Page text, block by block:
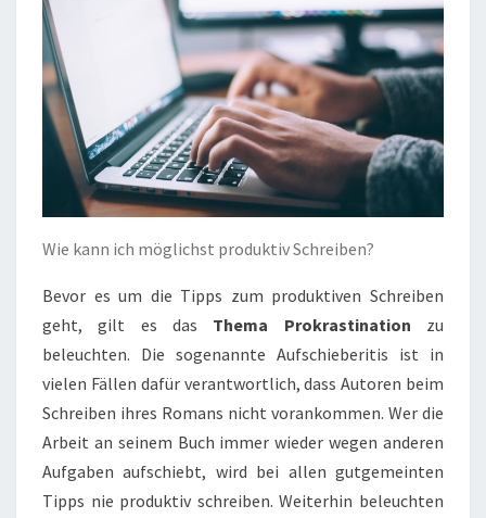
Wie kann ich möglichst produktiv Schreiben?
Bevor es um die Tipps zum produktiven Schreiben
geht, gilt es das Thema Prokrastination zu
beleuchten. Die sogenannte Aufschieberitis ist in
vielen Fällen dafür verantwortlich, dass Autoren beim
Schreiben ihres Romans nicht vorankommen. Wer die
Arbeit an seinem Buch immer wieder wegen anderen
Aufgaben aufschiebt, wird bei allen gutgemeinten
Tipps nie produktiv schreiben. Weiterhin beleuchten